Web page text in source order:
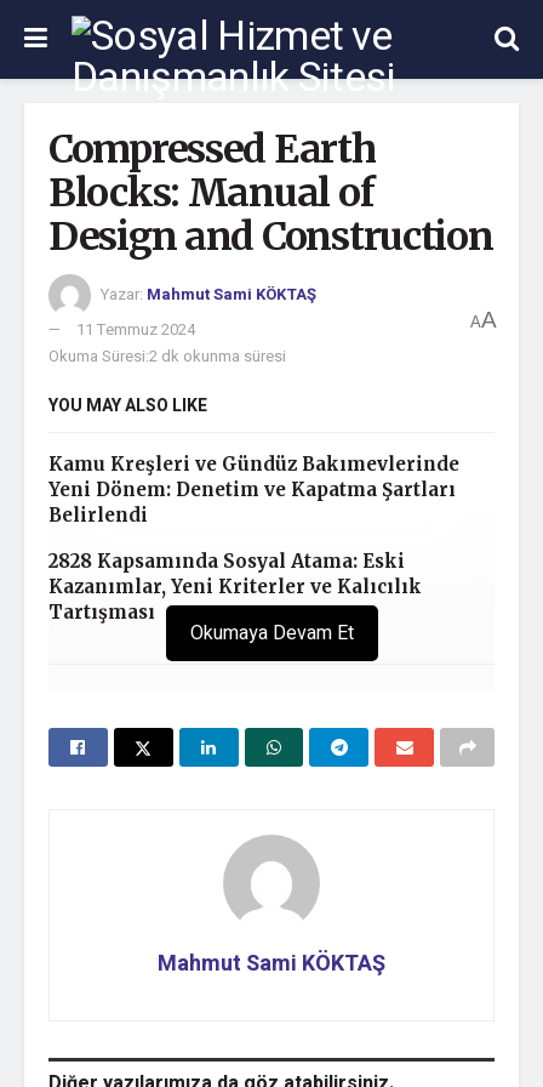
Compressed Earth
Blocks: Manual of
Design and Construction
Yazar: Mahmut Sami KÖKTAŞ
11 Temmuz 2024
Okuma Süresi:2 dk okunma süresi
AA
YOU MAY ALSO LIKE
Kamu Kreşleri ve Gündüz Bakımevlerinde
Yeni Dönem: Denetim ve Kapatma Şartları
Belirlendi
2828 Kapsamında Sosyal Atama: Eski
Kazanımlar, Yeni Kriterler ve Kalıcılık
Tartışması
Authors:
Guillaud, Hubert
1995
coordination: Titane Galer
http://10.6.20.12:80/handle/
Appears in Collections:
Building Construction
Okumaya Devam Et
Mahmut Sami KÖKTAŞ